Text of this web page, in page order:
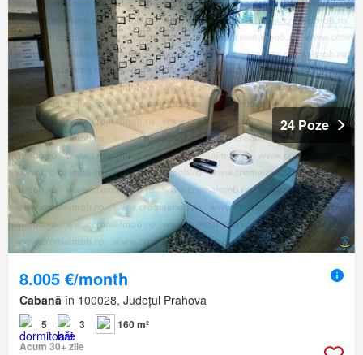
24 Poze
8.005 €/month
Cabană în 100028, Județul Prahova
5 3
160 m²
Acum 30+ zile